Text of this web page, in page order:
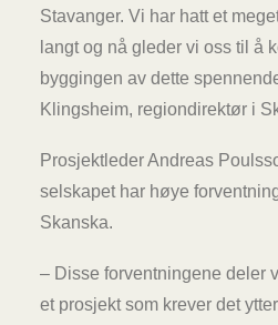
Stavanger. Vi har hatt et
langt og nå gleder vi oss til å
byggingen av dette
Klingsheim, regiondirektør i
Prosjektleder Andreas
selskapet har høye
Skanska.
– Disse forventningene deler
et prosjekt som krever det